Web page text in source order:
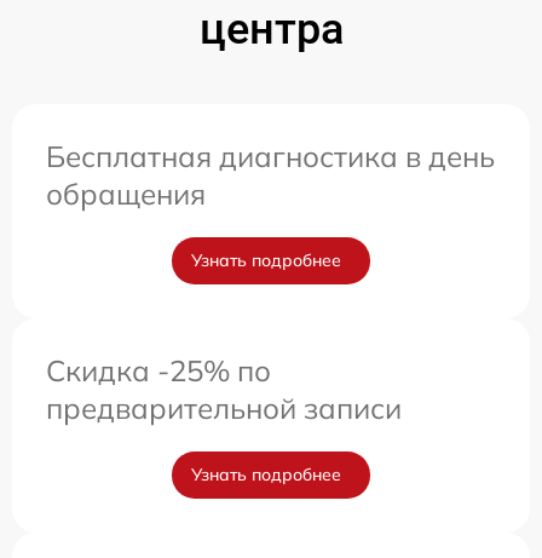
центра
Бесплатная диагностика в день
обращения
Узнать подробнее
Скидка -25% по
предварительной записи
Узнать подробнее